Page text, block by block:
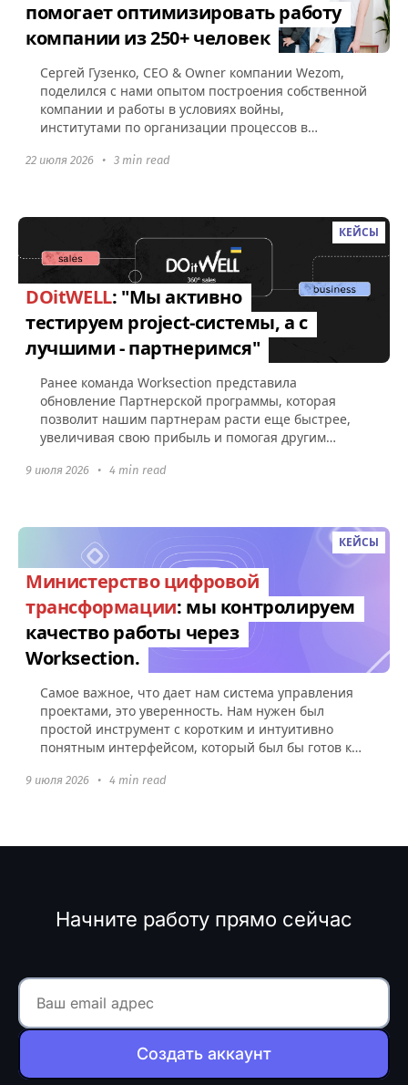
помогает оптимизировать работу
компании из 250+ человек
Сергей Гузенко, СEO & Owner компании Wezom,
поделился с нами опытом построения собственной
компании и работы в условиях войны,
институтами по организации процессов в
22 июля 2026 • 3 min read
КЕЙСЫ
DOitWELL: "Мы активно
тестируем project-системы, а с
лучшими - партнеримся"
Ранее команда Worksection представила
обновление Партнерской программы, которая
позволит нашим партнерам расти еще быстрее,
увеличивая свою прибыль и помогая другим
9 июля 2026 • 4 min read
КЕЙСЫ
Министерство цифровой
трансформации: мы контролируем
качество работы через
Worksection.
Самое важное, что дает нам система управления
проектами, это уверенность. Нам нужен был
простой инструмент с коротким и интуитивно
понятным интерфейсом, который был бы готов к
9 июля 2026 • 4 min read
Начните работу прямо сейчас
Создать аккаунт